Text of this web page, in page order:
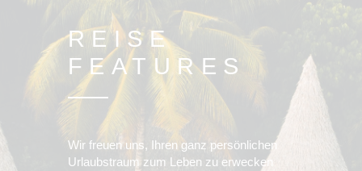
REISE
FEATURES
Wir freuen uns, Ihren ganz persönlichen
Urlaubstraum zum Leben zu erwecken